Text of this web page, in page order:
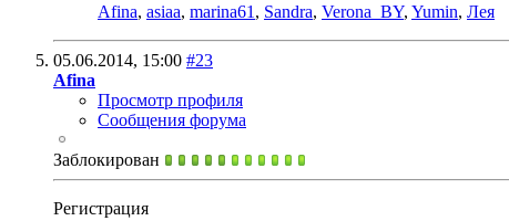
Afina, asiaa, marina61 , Sandra, Verona_BY, Yumin, Лея
05.06.2014, 15:00 #23
Afina
Просмотр профиля
Сообщения форума
Заблокирован
Регистрация